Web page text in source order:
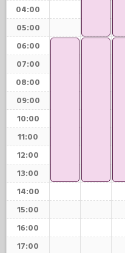
04:00
05:00
06:00
07:00
08:00
09:00
10:00
11:00
12:00
13:00
14:00
15:00
16:00
17:00